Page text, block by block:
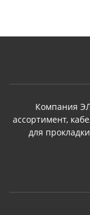
Компания
ассортимент,
для